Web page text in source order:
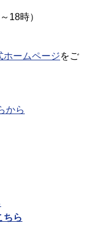
18時）
ホームページをご
から
ちら